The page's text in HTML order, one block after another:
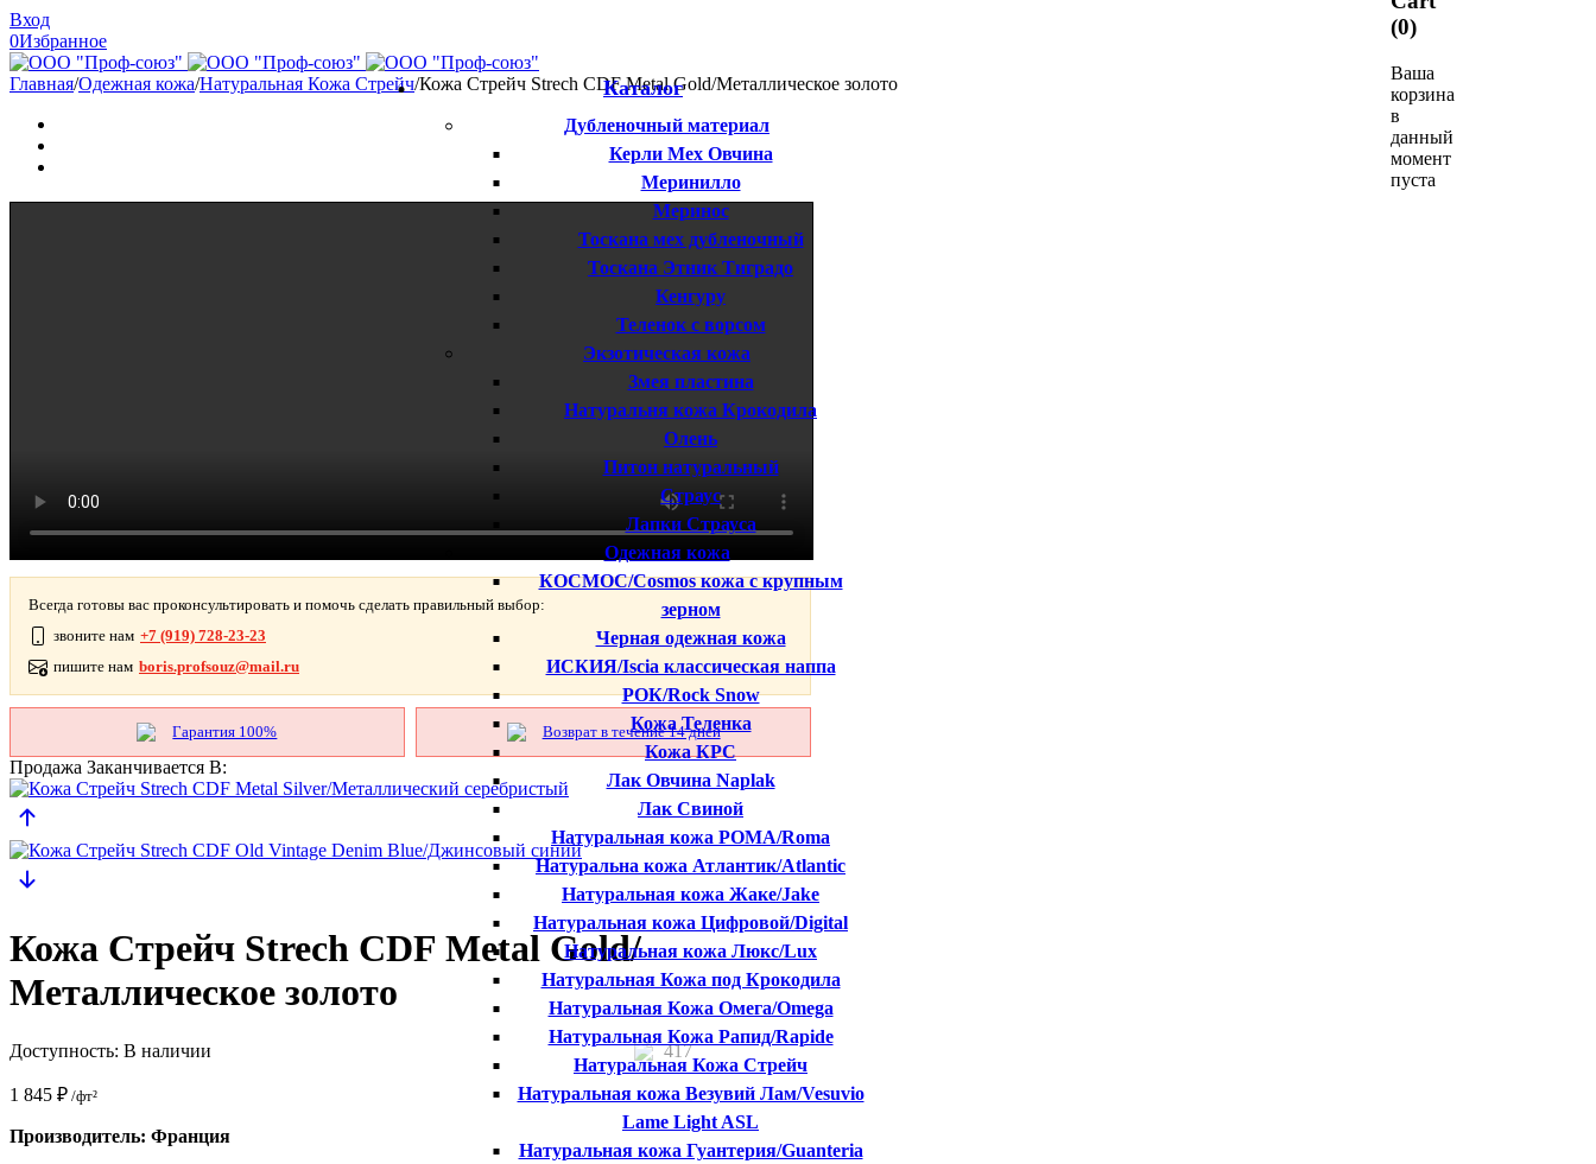
Вход
0Избранное
Каталог
Дубленочный материал
Керли Мех Овчина
Меринилло
Меринос
Тоскана мех дубленочный
Тоскана Этник Тиградо
Кенгуру
Теленок с ворсом
Экзотическая кожа
Змея пластина
Натуральня кожа Крокодила
Олень
Питон натуральный
Страус
Лапки Страуса
Одежная кожа
КОСМОС/Cosmos кожа с крупным
зерном
Черная одежная кожа
ИСКИЯ/Iscia классическая наппа
РОК/Rock Snow
Кожа Теленка
Кожа КРС
Лак Овчина Naplak
Лак Свиной
Натуральная кожа РОМА/Roma
Натуральна кожа Атлантик/Atlantic
Натуральная кожа Жаке/Jake
Натуральная кожа Цифровой/Digital
Натуральная кожа Люкс/Lux
Натуральная Кожа под Крокодила
Натуральная Кожа Омега/Omega
Натуральная Кожа Рапид/Rapide
Натуральная Кожа Стрейч
Натуральная кожа Везувий Лам/Vesuvio
Lame Light ASL
Натуральная кожа Гуантерия/Guanteria
(0)
Ваша
корзина
в
данный
момент
пуста
Главная/Одежная кожа/Натуральная Кожа Стрейч/Кожа Стрейч Strech CDF Metal Gold/Металлическое золото
Всегда готовы вас проконсультировать и помочь сделать правильный выбор:
звоните нам +7 (919) 728-23-23
пишите нам boris.profsouz@mail.ru
Гарантия 100% Возврат в течение 14 дней
Продажа Заканчивается В:
Кожа Стрейч Strech CDF Metal Gold/
Металлическое золото
417
Доступность: В наличии
1 845 ₽ /фт²
Производитель: Франция